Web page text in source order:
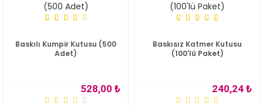
Baskılı Kumpir Kutusu (500
Adet)
528,00 ₺
Baskısız Katmer Kutusu
(100'lü Paket)
240,24 ₺